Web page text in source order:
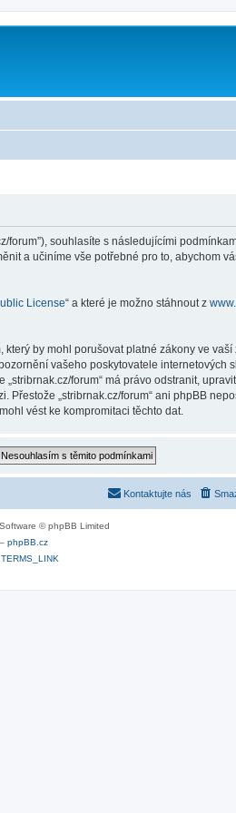
forum”), souhlasíte s následujícími
a učiníme vše potřebné pro to, abychom
License“ a které je možno stáhnout z
by mohl porušovat platné zákony ve vaší
vašeho poskytovatele internetových
forum“ má právo odstranit,
„stribrnak.cz/forum“ ani phpBB
vést ke kompromitaci těchto dat.
Kontaktujte nás
© phpBB Limited
phpBB.cz
TERMS_LINK